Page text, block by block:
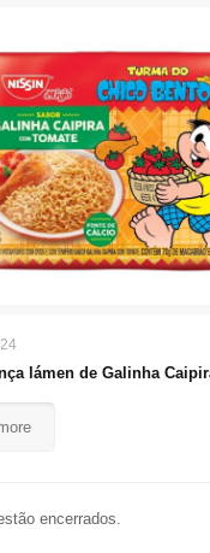
lámen de Galinha
encerrados.